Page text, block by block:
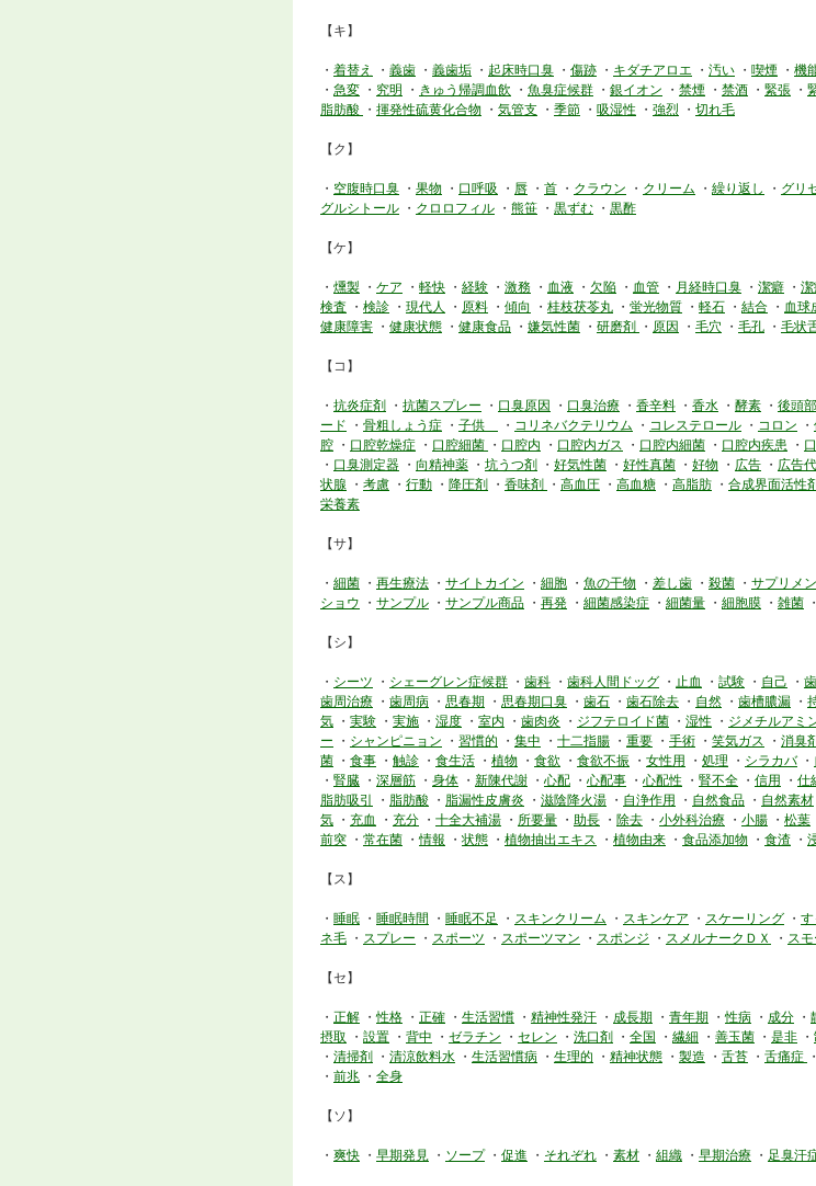
【キ】
・ 着替え ・ 義歯 ・ 義歯垢 ・ 起床時口臭 ・ 傷跡 ・ キダチアロエ ・ 汚い ・ 喫煙 ・ 機
・ 急変 ・ 究明 ・ きゅう帰調血飲 ・ 魚臭症候群 ・ 銀イオン ・ 禁煙 ・ 禁酒 ・ 緊張 ・
脂肪酸
・ 揮発性硫黄化合物 ・ 気管支 ・ 季節 ・ 吸湿性 ・ 強烈 ・ 切れ毛
【ク】
・ 空腹時口臭 ・ 果物 ・ 口呼吸 ・ 唇 ・ 首 ・ クラウン ・ クリーム ・ 繰り返し ・ グリ
グルシトール ・ クロロフィル ・ 熊笹 ・ 黒ずむ ・ 黒酢
【ケ】
・ 燻製 ・ ケア ・ 軽快 ・ 経験 ・ 激務 ・ 血液 ・ 欠陥 ・ 血管 ・ 月経時口臭 ・ 潔癖 ・
検査 ・ 検診 ・ 現代人 ・ 原料 ・ 傾向 ・ 桂枝茯苓丸 ・ 蛍光物質 ・ 軽石 ・ 結合 ・ 血球
健康障害 ・ 健康状態 ・ 健康食品 ・ 嫌気性菌 ・ 研磨剤 ・ 原因 ・ 毛穴 ・ 毛孔 ・ 毛状
【コ】
・ 抗炎症剤 ・ 抗菌スプレー ・ 口臭原因 ・ 口臭治療 ・ 香辛料 ・ 香水 ・ 酵素 ・ 後頭部
ード ・ 骨粗しょう症 ・ 子供 ・ コリネバクテリウム ・ コレステロール ・ コロン ・
腔 ・ 口腔乾燥症 ・ 口腔細菌 ・ 口腔内 ・ 口腔内ガス ・ 口腔内細菌 ・ 口腔内疾患 ・
・ 口臭測定器 ・ 向精神薬 ・ 坑うつ剤 ・ 好気性菌 ・ 好性真菌 ・ 好物 ・ 広告 ・ 広告
状腺 ・ 考慮 ・ 行動 ・ 降圧剤 ・ 香味剤 ・ 高血圧 ・ 高血糖 ・ 高脂肪 ・ 合成界面活性
栄養素
【サ】
・ 細菌 ・ 再生療法 ・ サイトカイン ・ 細胞 ・ 魚の干物 ・ 差し歯 ・ 殺菌 ・ サプリメ
ショウ ・ サンプル ・ サンプル商品 ・ 再発 ・ 細菌感染症 ・ 細菌量 ・ 細胞膜 ・ 雑菌 ・
【シ】
・ シーツ ・ シェーグレン症候群 ・ 歯科 ・ 歯科人間ドッグ ・ 止血 ・ 試験 ・ 自己 ・
歯周治療 ・ 歯周病 ・ 思春期 ・ 思春期口臭 ・ 歯石 ・ 歯石除去 ・ 自然 ・ 歯槽膿漏 ・
気 ・ 実験 ・ 実施 ・ 湿度 ・ 室内 ・ 歯肉炎 ・ ジフテロイド菌 ・ 湿性 ・ ジメチルアミ
ー ・ シャンピニョン ・ 習慣的 ・ 集中 ・ 十二指腸 ・ 重要 ・ 手術 ・ 笑気ガス ・ 消臭
菌 ・ 食事 ・ 触診 ・ 食生活 ・ 植物 ・ 食欲 ・ 食欲不振 ・ 女性用 ・ 処理 ・ シラカバ・
・ 腎臓 ・ 深層筋 ・ 身体 ・ 新陳代謝 ・ 心配 ・ 心配事 ・ 心配性 ・ 腎不全 ・ 信用 ・ 仕
脂肪吸引
・ 脂肪酸 ・ 脂漏性皮膚炎 ・ 滋陰降火湯 ・ 自浄作用 ・ 自然食品 ・ 自然素材
気 ・ 充血 ・ 充分 ・ 十全大補湯 ・ 所要量 ・ 助長 ・ 除去 ・ 小外科治療 ・ 小腸 ・ 松葉
前突 ・ 常在菌 ・情報 ・ 状態 ・ 植物抽出エキス ・ 植物由来 ・ 食品添加物 ・ 食渣 ・
【ス】
・ 睡眠 ・ 睡眠時間 ・ 睡眠不足 ・ スキンクリーム ・ スキンケア ・ スケーリング ・ す
ネ毛 ・ スプレー ・ スポーツ ・ スポーツマン ・ スポンジ ・ スメルナークＤＸ ・ ス
【セ】
・ 正解 ・性格 ・ 正確 ・ 生活習慣 ・ 精神性発汗 ・ 成長期 ・ 青年期 ・性病 ・ 成分 ・
摂取 ・ 設置 ・ 背中 ・ ゼラチン ・ セレン ・ 洗口剤 ・ 全国 ・ 繊細 ・ 善玉菌 ・ 是非 ・
・ 清掃剤 ・ 清涼飲料水 ・ 生活習慣病 ・ 生理的 ・ 精神状態 ・ 製造 ・ 舌苔 ・ 舌痛症 ・
・ 前兆 ・ 全身
【ソ】
・ 爽快 ・ 早期発見 ・ ソープ・ 促進 ・ それぞれ ・ 素材 ・ 組織 ・ 早期治療 ・ 足臭汗